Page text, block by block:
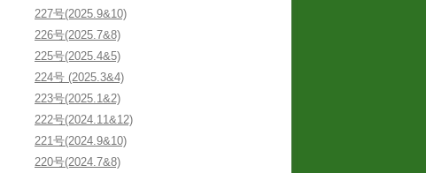
227号(2025.9&10)
226号(2025.7&8)
225号(2025.4&5)
224号 (2025.3&4)
223号(2025.1&2)
222号(2024.11&12)
221号(2024.9&10)
220号(2024.7&8)